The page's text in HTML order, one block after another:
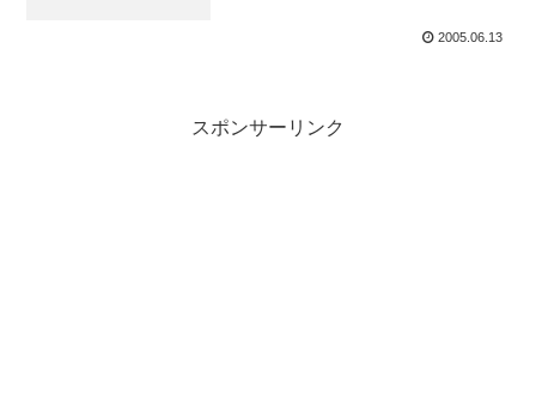
2005.06.13
スポンサーリンク